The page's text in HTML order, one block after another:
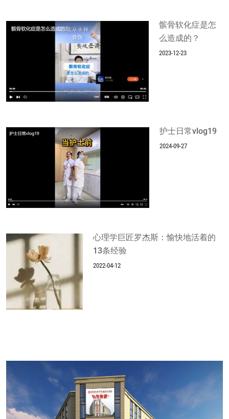
髌骨软化症是怎
么造成的？
2023-12-23
护士日常vlog19
2024-09-27
心理学巨匠罗杰斯：愉快地活着的
13条经验
2022-04-12